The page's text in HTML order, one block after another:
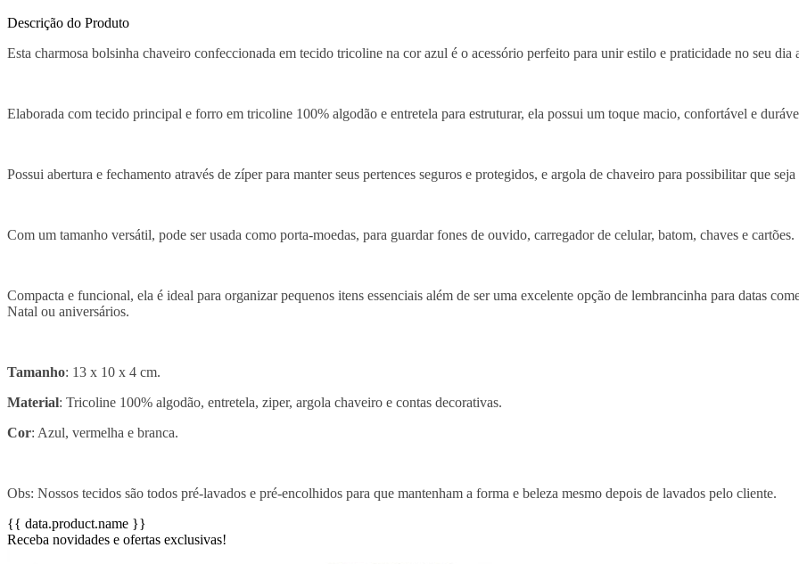
Descrição do Produto
Esta charmosa bolsinha chaveiro confeccionada em tecido tricoline na cor azul é o acessório perfeito para unir estilo e praticidade no seu dia
Elaborada com tecido principal e forro em tricoline 100% algodão e entretela para estruturar, ela possui um toque macio, confortável e
Possui abertura e fechamento através de zíper para manter seus pertences seguros e protegidos, e argola de chaveiro para possibilitar que
Com um tamanho versátil, pode ser usada como porta-moedas, para guardar fones de ouvido, carregador de celular, batom, chaves e cartões.
Compacta e funcional, ela é ideal para organizar pequenos itens essenciais além de ser uma excelente opção de lembrancinha para datas
Natal ou aniversários.
Tamanho: 13 x 10 x 4 cm.
Material: Tricoline 100% algodão, entretela, ziper, argola chaveiro e contas decorativas.
Cor: Azul, vermelha e branca.
Obs: Nossos tecidos são todos pré-lavados e pré-encolhidos para que mantenham a forma e beleza mesmo depois de lavados pelo cliente.
{{ data.product.name }}
Receba novidades e ofertas exclusivas!